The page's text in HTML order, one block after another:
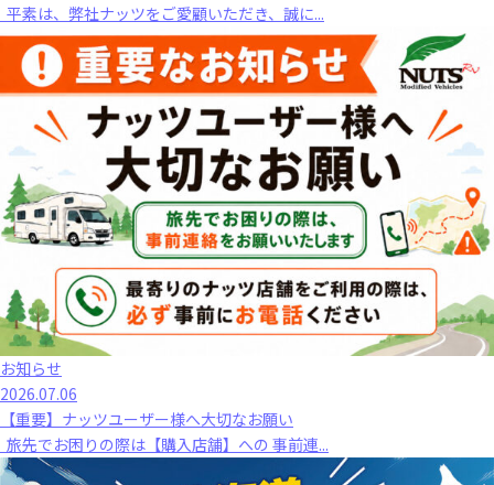
平素は、弊社ナッツをご愛顧いただき、誠に...
お知らせ
2026.07.06
【重要】ナッツユーザー様へ大切なお願い
旅先でお困りの際は【購入店舗】への 事前連...